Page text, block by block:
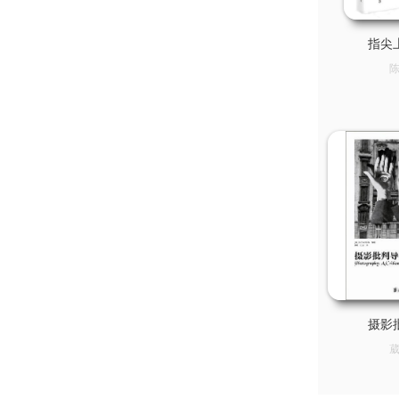
指尖
摄影